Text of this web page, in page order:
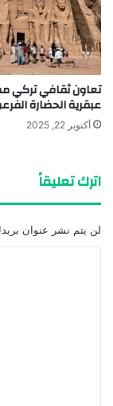
تعاون ثقافي تركي
عبقرية الحضارة
أكتوبر 22, 2025
اترك تعليقاً
لن يتم نشر عنوان